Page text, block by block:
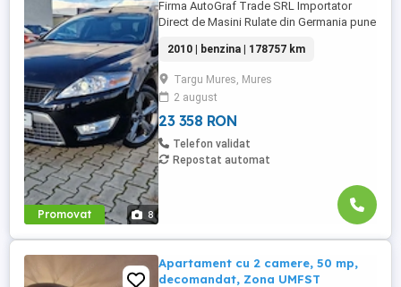
Promovat 8
Firma AutoGraf Trade SRL Importator
Direct de Masini Rulate din Germania pune
EcoBoost 203 CP Automatic Titanium
EURO5 {GARANTIE 3 Luni Pentru Motor si
Cutia de Viteze} - Certificarea Kilometriilor
- - Masina Verificata de Dealer - - Revizie
Gratuita la predare - POSIBILITATE ...
2010 | benzina | 178757 km
Targu Mures, Mures
2 august
23 358 RON
Telefon validat
Repostat automat
Apartament cu 2 camere, 50 mp,
decomandat, Zona UMFST